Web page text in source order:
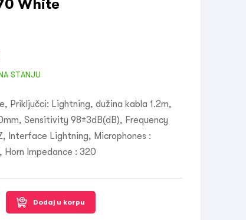
White
STANJU
Priključci: Lightning, dužina kabla 1.2m,
Sensitivity 98±3dB(dB), Frequency
Interface Lightning, Microphones :
Horn Impedance : 320
Dodaj u korpu